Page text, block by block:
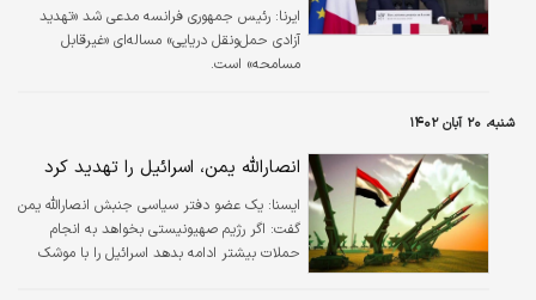
ایرنا: رئیس جمهوری فرانسه مدعی شد «تهدید
آزادی حمل‌ونقل دریایی» مساله‌ای «غیرقابل
مسامحه» است.
شنبه، ۲۰ آبان ۱۴۰۲
انصارالله یمن، اسرائیل را تهدید کرد
ایسنا: یک عضو دفتر سیاسی جنبش انصارالله یمن
گفت: اگر رژیم صهیونیستی بخواهد به انجام
حملات بیشتر ادامه بدهد اسرائیل را با موشک